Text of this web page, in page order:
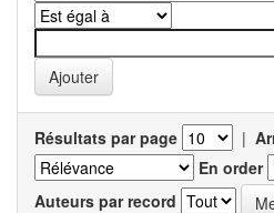
Résultats par page |
En order
Auteurs par record